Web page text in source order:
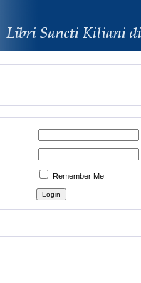
Remember Me